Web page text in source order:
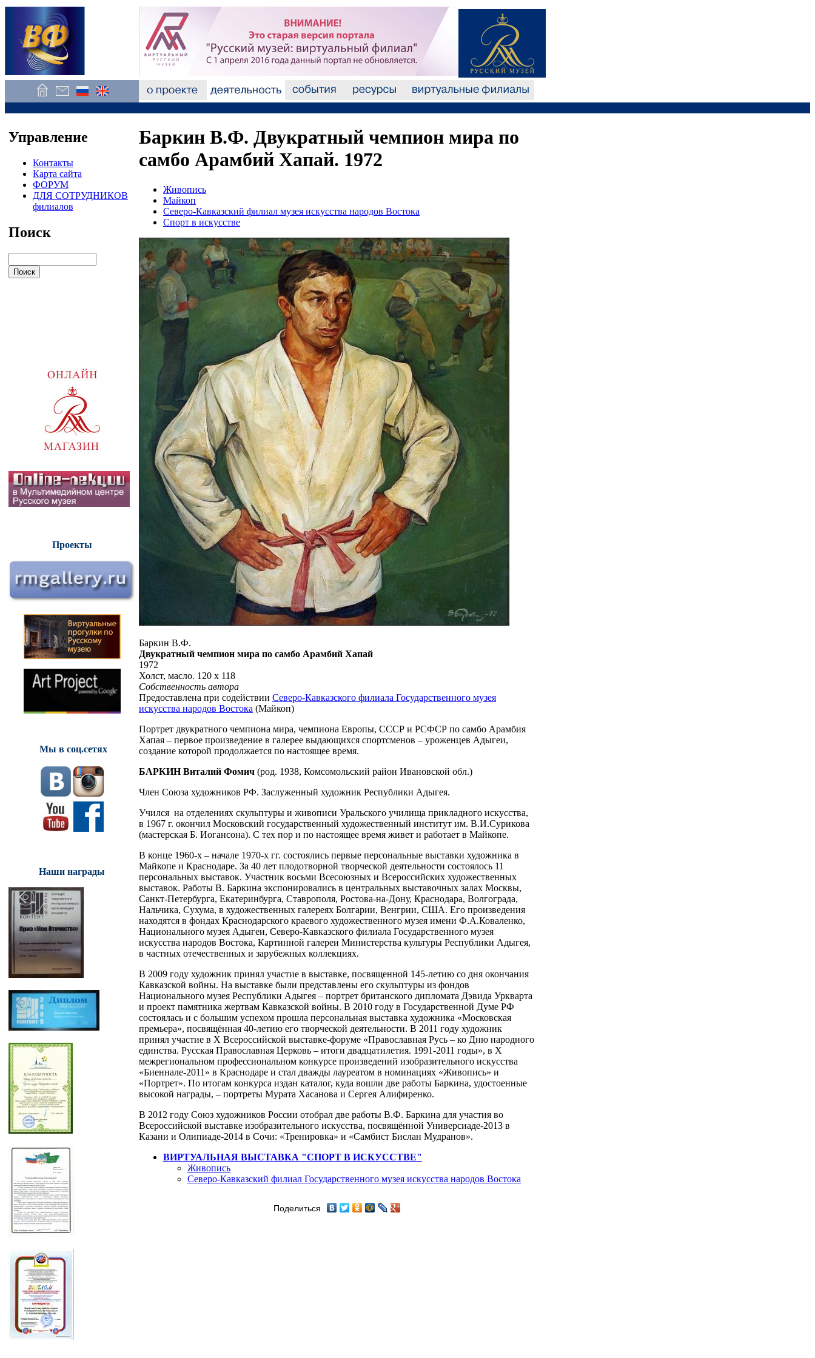
Управление
Контакты
Карта сайта
ФОРУМ
ДЛЯ СОТРУДНИКОВ
филиалов
Поиск
Проекты
Мы в соц.сетях
Наши награды
Баркин В.Ф. Двукратный чемпион мира по
самбо Арамбий Хапай. 1972
Живопись
Майкоп
Северо-Кавказский филиал музея искусства народов Востока
Спорт в искусстве
Баркин В.Ф.
Двукратный чемпион мира по самбо Арамбий Хапай
1972
Холст, масло. 120 х 118
Собственность автора
Предоставлена при содействии Северо-Кавказского филиала Государственного музея
искусства народов Востока (Майкоп)
Портрет двукратного чемпиона мира, чемпиона Европы, СССР и РСФСР по самбо Арамбия
Хапая – первое произведение в галерее выдающихся спортсменов – уроженцев Адыгеи,
создание которой продолжается по настоящее время.
БАРКИН Виталий Фомич (род. 1938, Комсомольский район Ивановской обл.)
Член Союза художников РФ. Заслуженный художник Республики Адыгея.
Учился на отделениях скульптуры и живописи Уральского училища прикладного искусства,
в 1967 г. окончил Московский государственный художественный институт им. В.И.Сурикова
(мастерская Б. Иогансона). С тех пор и по настоящее время живет и работает в Майкопе.
В конце 1960-х – начале 1970-х гг. состоялись первые персональные выставки художника в
Майкопе и Краснодаре. За 40 лет плодотворной творческой деятельности состоялось 11
персональных выставок. Участник восьми Всесоюзных и Всероссийских художественных
выставок. Работы В. Баркина экспонировались в центральных выставочных залах Москвы,
Санкт-Петербурга, Екатеринбурга, Ставрополя, Ростова-на-Дону, Краснодара, Волгограда,
Нальчика, Сухума, в художественных галереях Болгарии, Венгрии, США. Его произведения
находятся в фондах Краснодарского краевого художественного музея имени Ф.А.Коваленко,
Национального музея Адыгеи, Северо-Кавказского филиала Государственного музея
искусства народов Востока, Картинной галереи Министерства культуры Республики Адыгея,
в частных отечественных и зарубежных коллекциях.
В 2009 году художник принял участие в выставке, посвященной 145-летию со дня окончания
Кавказской войны. На выставке были представлены его скульптуры из фондов
Национального музея Республики Адыгея – портрет британского дипломата Дэвида Уркварта
и проект памятника жертвам Кавказской войны. В 2010 году в Государственной Думе РФ
состоялась и с большим успехом прошла персональная выставка художника «Московская
премьера», посвящённая 40-летию его творческой деятельности. В 2011 году художник
принял участие в Х Всероссийской выставке-форуме «Православная Русь – ко Дню народного
единства. Русская Православная Церковь – итоги двадцатилетия. 1991-2011 годы», в Х
межрегиональном профессиональном конкурсе произведений изобразительного искусства
«Биеннале-2011» в Краснодаре и стал дважды лауреатом в номинациях «Живопись» и
«Портрет». По итогам конкурса издан каталог, куда вошли две работы Баркина, удостоенные
высокой награды, – портреты Мурата Хасанова и Сергея Алифиренко.
В 2012 году Союз художников России отобрал две работы В.Ф. Баркина для участия во
Всероссийской выставке изобразительного искусства, посвящённой Универсиаде-2013 в
Казани и Олипиаде-2014 в Сочи: «Тренировка» и «Самбист Бислан Мудранов».
ВИРТУАЛЬНАЯ ВЫСТАВКА "СПОРТ В ИСКУССТВЕ"
Живопись
Северо-Кавказский филиал Государственного музея искусства народов Востока
Поделиться